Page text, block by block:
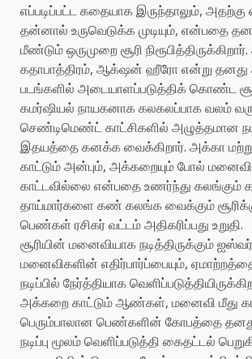
எப்படிப்பட்ட கதையாக இருந்தாலும்,
தன்னால் உருவெடுக்க முடியும், என்பதை
மீண்டும் ஒருமுறை சூரி
கதாபாத்திரம், ஆக்‌ஷன் ஹீரோ என்று தனது
படங்களில் அடையாளப்படுத்திக் கொண்ட
கமர்ஷியல் நாயகனாக கலகலப்பாக வலம்
செண்டிமெண்ட் காட்சிகளில் அழுத்தமான
இதயத்தை கனக்க வைக்கிறார். அக்கா
காட்டும் அன்பும், அக்கறையும் போல்
காட்டவில்லை என்பதை உணர்ந்து கலங்கும்
தாய்மார்களை கண் கலங்க வைக்கும்
பெண்கள் ரசிகர் வட்டம் அதிகரிப்பது உறுதி.
சூரியின் மனைவியாக நடித்திருக்கும்
மனைவிகளின் எதிர்பார்ப்பையும்,
நடிப்பில் நேர்த்தியாக
அக்கறை காட்டும் ஆண்கள், மனைவி மீது
பெரும்பாலான பெண்களின் கோபத்தை
நடிப்பு மூலம் வெளிப்படுத்தி கைதட்டல்